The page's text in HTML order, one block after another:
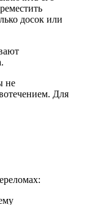
досок или
не
Для